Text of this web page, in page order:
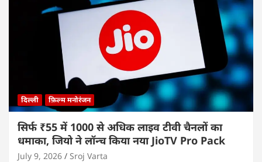
दिल्ली फ़िल्म मनोरंजन
सिर्फ ₹55 में 1000 से अधिक लाइव टीवी चैनलों का
धमाका, जियो ने लॉन्च किया नया JioTV Pro Pack
July 9, 2026 Sroj Varta